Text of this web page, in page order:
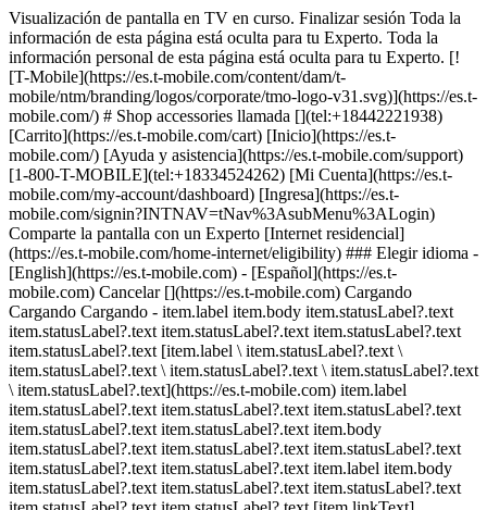
Visualización de pantalla en TV en curso. Finalizar sesión Toda la
información de esta página está oculta para tu Experto. Toda la
información personal de esta página está oculta para tu Experto. [!
[T-Mobile](https://es.t-mobile.com/content/dam/t-
mobile/ntm/branding/logos/corporate/tmo-logo-v31.svg)](https://es.t-
mobile.com/) # Shop accessories llamada [](tel:+18442221938)
[Carrito](https://es.t-mobile.com/cart) [Inicio](https://es.t-
mobile.com/) [Ayuda y asistencia](https://es.t-mobile.com/support)
[1-800-T-MOBILE](tel:+18334524262) [Mi Cuenta](https://es.t-
mobile.com/my-account/dashboard) [Ingresa](https://es.t-
mobile.com/signin?INTNAV=tNav%3AsubMenu%3ALogin)
Comparte la pantalla con un Experto [Internet residencial]
(https://es.t-mobile.com/home-internet/eligibility) ### Elegir idioma -
[English](https://es.t-mobile.com) - [Español](https://es.t-
mobile.com) Cancelar [](https://es.t-mobile.com) Cargando
Cargando Cargando - item.label item.body item.statusLabel?.text
item.statusLabel?.text item.statusLabel?.text item.statusLabel?.text
item.statusLabel?.text [item.label \ item.statusLabel?.text \
item.statusLabel?.text \ item.statusLabel?.text \ item.statusLabel?.text
\ item.statusLabel?.text](https://es.t-mobile.com) item.label
item.statusLabel?.text item.statusLabel?.text item.statusLabel?.text
item.statusLabel?.text item.statusLabel?.text item.body
item.statusLabel?.text item.statusLabel?.text item.statusLabel?.text
item.statusLabel?.text item.statusLabel?.text item.label item.body
item.statusLabel?.text item.statusLabel?.text item.statusLabel?.text